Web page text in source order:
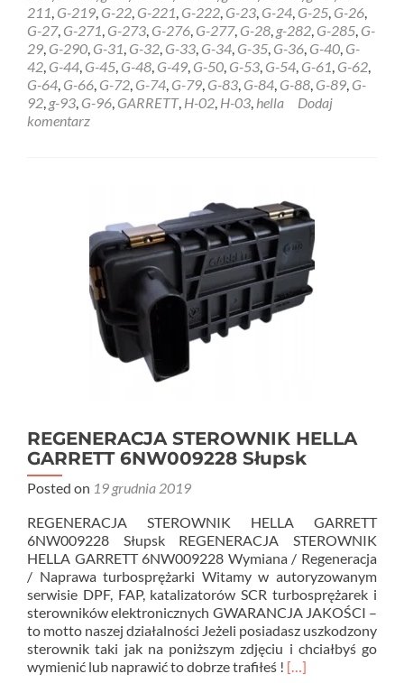
211, G-219, G-22, G-221, G-222, G-23, G-24, G-25, G-26,
G-27, G-271, G-273, G-276, G-277, G-28, g-282, G-285, G-
29, G-290, G-31, G-32, G-33, G-34, G-35, G-36, G-40, G-
42, G-44, G-45, G-48, G-49, G-50, G-53, G-54, G-61, G-62,
G-64, G-66, G-72, G-74, G-79, G-83, G-84, G-88, G-89, G-
92, g-93, G-96, GARRETT, H-02, H-03, hella
Dodaj
komentarz
REGENERACJA STEROWNIK HELLA
GARRETT 6NW009228 Słupsk
Posted on 19 grudnia 2019
REGENERACJA STEROWNIK HELLA GARRETT
6NW009228 Słupsk REGENERACJA STEROWNIK
HELLA GARRETT 6NW009228 Wymiana / Regeneracja
/ Naprawa turbosprężarki Witamy w autoryzowanym
serwisie DPF, FAP, katalizatorów SCR turbosprężarek i
sterowników elektronicznych GWARANCJA JAKOŚCI –
to motto naszej działalności Jeżeli posiadasz uszkodzony
sterownik taki jak na poniższym zdjęciu i chciałbyś go
wymienić lub naprawić to dobrze trafiłeś ! Read
[…]